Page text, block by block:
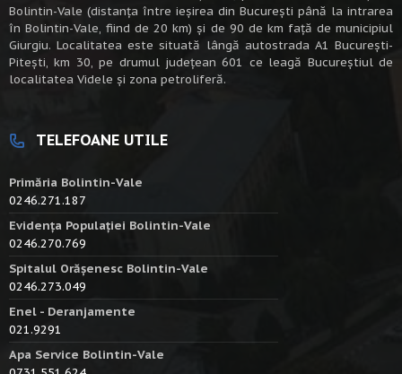
Bolintin-Vale (distanța între ieșirea din București până la intrarea
în Bolintin-Vale, fiind de 20 km) şi de 90 de km faţă de municipiul
Giurgiu. Localitatea este situată lângă autostrada A1 Bucureşti-
Piteşti, km 30, pe drumul judeţean 601 ce leagă Bucureştiul de
localitatea Videle şi zona petroliferă.
TELEFOANE UTILE
Primăria Bolintin-Vale
0246.271.187
Evidența Populației Bolintin-Vale
0246.270.769
Spitalul Orășenesc Bolintin-Vale
0246.273.049
Enel - Deranjamente
021.9291
Apa Service Bolintin-Vale